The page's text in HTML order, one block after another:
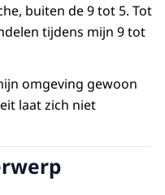
buiten de 9 tot 5. Tot
tijdens mijn 9 tot
omgeving gewoon
laat zich niet